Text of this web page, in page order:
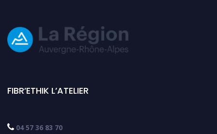
FIBR’ETHIK L’ATELIER
 04 57 36 83 70